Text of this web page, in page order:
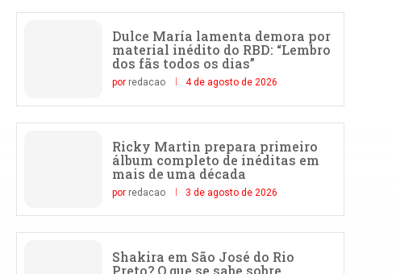
Dulce María lamenta demora por
material inédito do RBD: “Lembro
dos fãs todos os dias”
por redacao 4 de agosto de 2026
Ricky Martin prepara primeiro
álbum completo de inéditas em
mais de uma década
por redacao 3 de agosto de 2026
Shakira em São José do Rio
Preto? O que se sabe sobre